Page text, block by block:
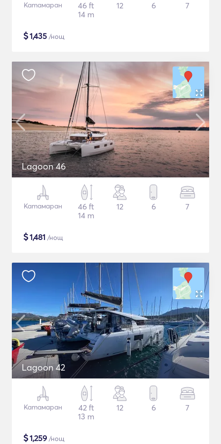
Катамаран
46 ft
14 m
12 6 7
$1,435 /нощ
Lagoon 46
Катамаран
46 ft
14 m
12 6 7
$1,481 /нощ
Lagoon 42
Катамаран
42 ft
13 m
12 6 7
$1,259 /нощ